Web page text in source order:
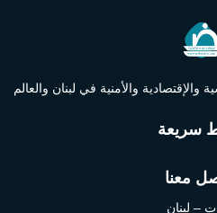
والأمنية في لبنان والعالم
سريعة
معنا
– لبنان